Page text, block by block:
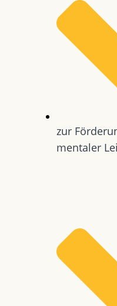
zur
mentaler